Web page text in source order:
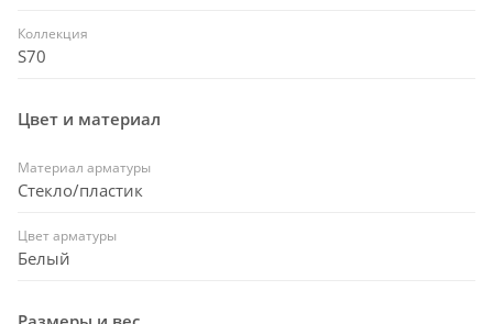
Коллекция
S70
Цвет и материал
Материал арматуры
Стекло/пластик
Цвет арматуры
Белый